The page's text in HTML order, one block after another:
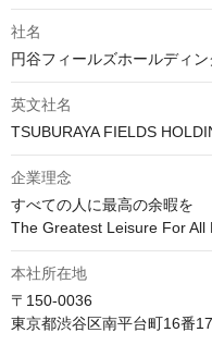
社名
円谷フィールズホールディ
英文社名
TSUBURAYA FIELDS
企業理念
すべての人に最高の余暇を
The Greatest Leisure For All
本社所在地
〒150-0036
東京都渋谷区南平台町16番